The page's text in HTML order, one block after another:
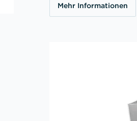
Mehr Informationen